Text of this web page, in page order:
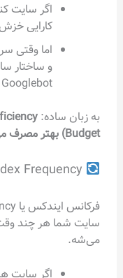
اگر سایت
کارایی
و ساختار
Googlebot می‌تونه خیلی بهینه‌تر عمل کنه.
به زبان ساده:
Budget) بهتر مصرف می‌شه.
سایت شما هر چند
می‌شه.
اگر سایت